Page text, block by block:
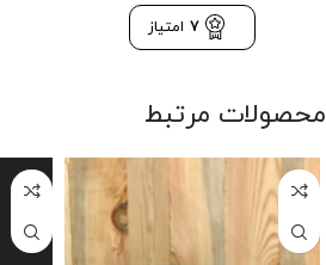
7 امتیاز
محصولات مرتبط